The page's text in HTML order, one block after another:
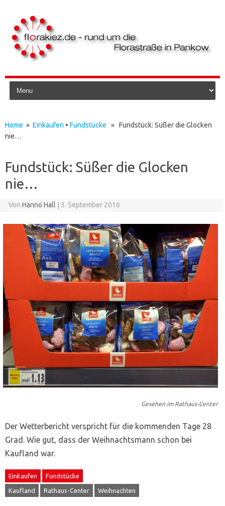
Skip to content
Home » Einkaufen • Fundstücke » Fundstück: Süßer die Glocken
nie…
Fundstück: Süßer die Glocken
nie…
Von Hanno Hall 3. September 2016
Gesehen im Rathaus-Center
Der Wetterbericht verspricht für die kommenden Tage 28
Grad. Wie gut, dass der Weihnachtsmann schon bei
Kaufland war.
Einkaufen Fundstücke
Kaufland Rathaus-Center Weihnachten